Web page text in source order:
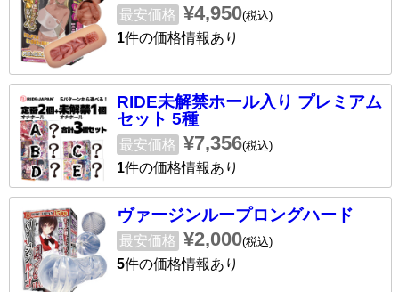
最安価格 ¥4,950(税込)
1件の価格情報あり
RIDE未解禁ホール入り プレミアム
セット 5種
最安価格 ¥7,356(税込)
1件の価格情報あり
ヴァージンループロングハード
最安価格 ¥2,000(税込)
5件の価格情報あり